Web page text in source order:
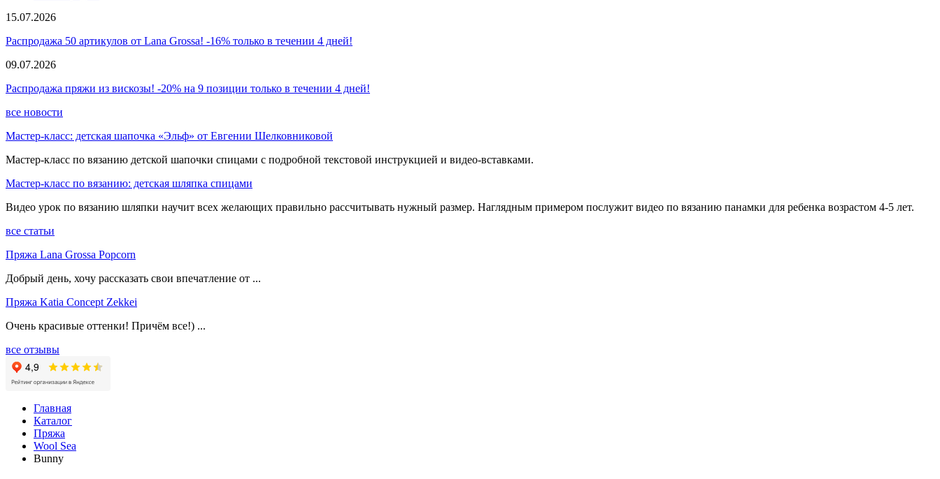
15.07.2026
Распродажа 50 артикулов от Lana Grossa! -16% только в течении 4 дней!
09.07.2026
Распродажа пряжи из вискозы! -20% на 9 позиции только в течении 4 дней!
все новости
Мастер-класс: детская шапочка «Эльф» от Евгении Шелковниковой
Мастер-класс по вязанию детской шапочки спицами с подробной текстовой инструкцией и видео-вставками.
Мастер-класс по вязанию: детская шляпка спицами
Видео урок по вязанию шляпки научит всех желающих правильно рассчитывать нужный размер. Наглядным примером послужит видео по вязанию панамки для ребенка возрастом 4-5 лет.
все статьи
Пряжа Lana Grossa Popcorn
Добрый день, хочу рассказать свои впечатление от ...
Пряжа Katia Concept Zekkei
Очень красивые оттенки! Причём все!) ...
все отзывы
Главная
Каталог
Пряжа
Wool Sea
Bunny